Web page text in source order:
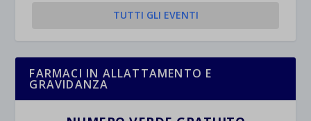
TUTTI GLI EVENTI
FARMACI IN ALLATTAMENTO E
GRAVIDANZA